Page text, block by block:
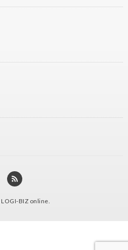
LOGI-BIZ online